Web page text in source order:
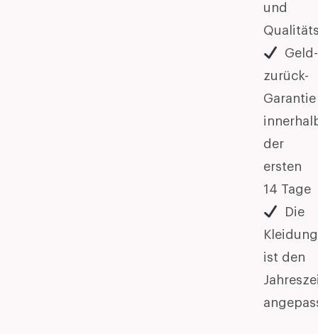
und
Geld-
zurück-
Garantie
der
ersten
14 Tage
Die
Kleidung
ist den